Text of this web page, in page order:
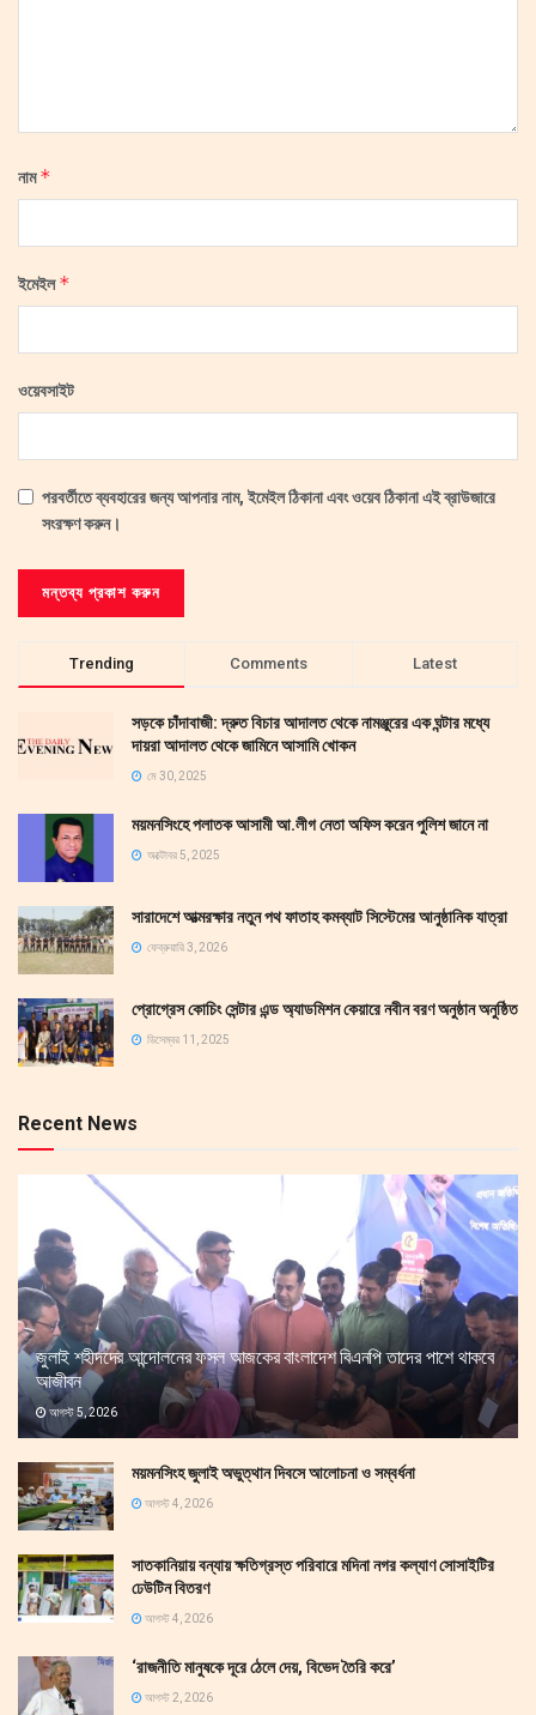
নাম*
ইমেইল*
ওয়েবসাইট
পরবর্তীতে ব্যবহারের জন্য আপনার নাম, ইমেইল ঠিকানা এবং ওয়েব ঠিকানা এই ব্রাউজারে
সংরক্ষণ করুন।
Trending Comments Latest
সড়কে চাঁদাবাজী: দ্রুত বিচার আদালত থেকে নামঞ্জুরের এক ঘন্টার মধ্যে
দায়রা আদালত থেকে জামিনে আসামি খোকন
মে 30, 2025
ময়মনসিংহে পলাতক আসামী আ.লীগ নেতা অফিস করেন পুলিশ জানে না
অক্টোবর 5, 2025
সারাদেশে আত্মরক্ষার নতুন পথ ফাতাহ কমব্যাট সিস্টেমের আনুষ্ঠানিক যাত্রা
ফেব্রুয়ারি 3, 2026
প্রোগ্রেস কোচিং সেন্টার এন্ড অ্যাডমিশন কেয়ারে নবীন বরণ অনুষ্ঠান অনুষ্ঠিত
ডিসেম্বর 11, 2025
Recent News
জুলাই শহীদদের আন্দোলনের ফসল আজকের বাংলাদেশ বিএনপি তাদের পাশে থাকবে
আজীবন
আগস্ট 5, 2026
ময়মনসিংহ জুলাই অভুত্থান দিবসে আলোচনা ও সম্বর্ধনা
আগস্ট 4, 2026
সাতকানিয়ায় বন্যায় ক্ষতিগ্রস্ত পরিবারে মদিনা নগর কল্যাণ সোসাইটির
ঢেউটিন বিতরণ
আগস্ট 4, 2026
‘রাজনীতি মানুষকে দূরে ঠেলে দেয়, বিভেদ তৈরি করে’
আগস্ট 2, 2026